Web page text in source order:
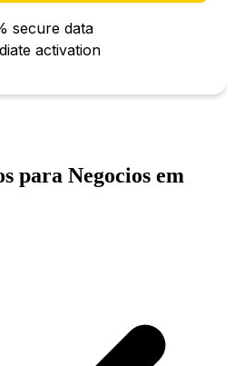
para Negocios em